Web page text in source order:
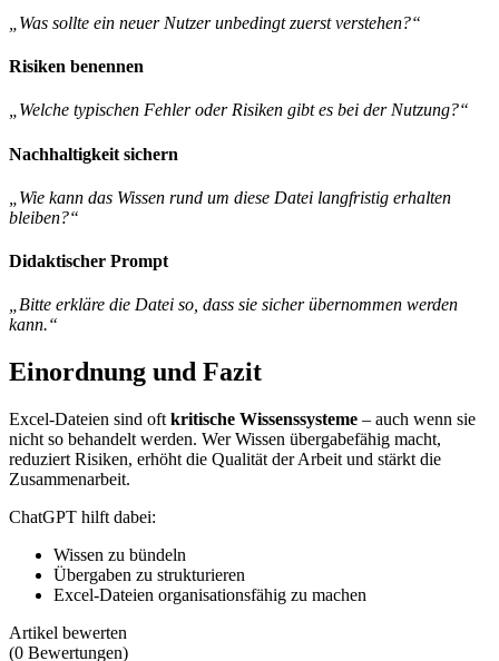
„Was sollte ein neuer Nutzer unbedingt zuerst verstehen?“
Risiken benennen
„Welche typischen Fehler oder Risiken gibt es bei der Nutzung?“
Nachhaltigkeit sichern
„Wie kann das Wissen rund um diese Datei langfristig erhalten
bleiben?“
Didaktischer Prompt
„Bitte erkläre die Datei so, dass sie sicher übernommen werden
kann.“
Einordnung und Fazit
Excel-Dateien sind oft kritische Wissenssysteme – auch wenn sie
nicht so behandelt werden. Wer Wissen übergabefähig macht,
reduziert Risiken, erhöht die Qualität der Arbeit und stärkt die
Zusammenarbeit.
ChatGPT hilft dabei:
Wissen zu bündeln
Übergaben zu strukturieren
Excel-Dateien organisationsfähig zu machen
Artikel bewerten
(0 Bewertungen)